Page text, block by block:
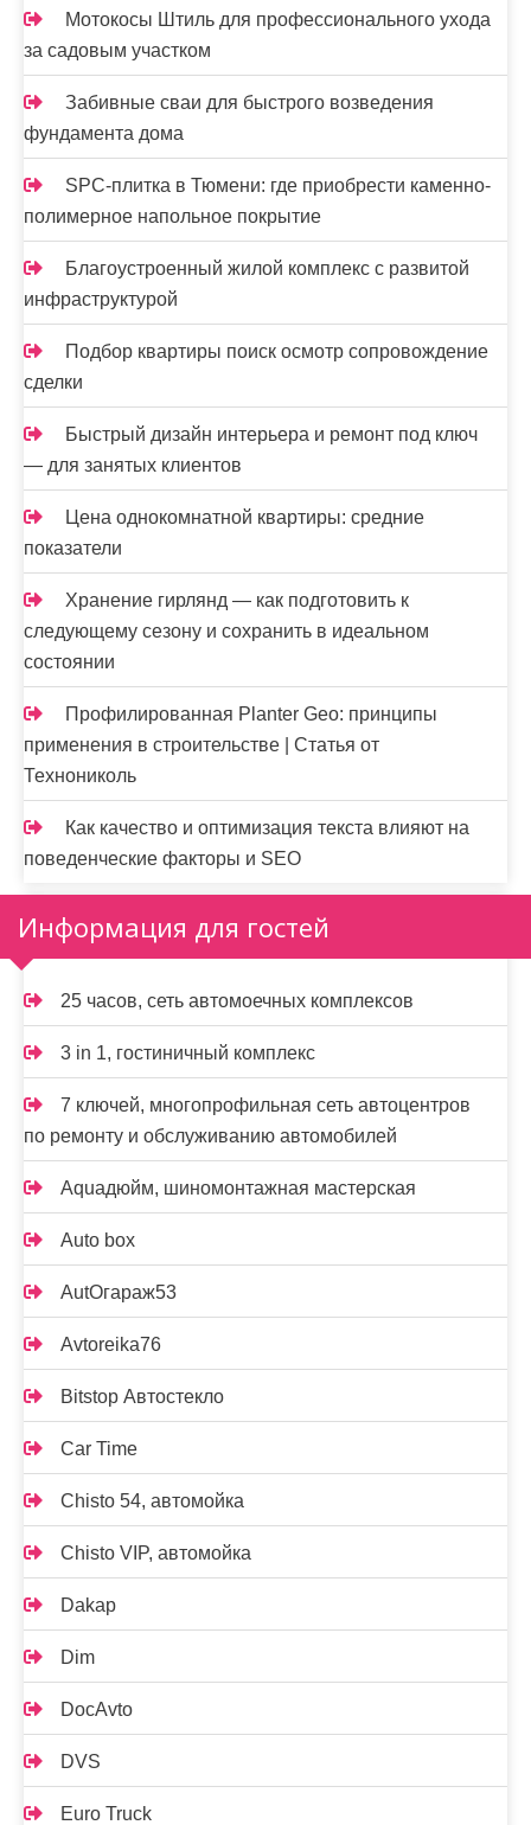
Мотокосы Штиль для профессионального ухода
за садовым участком
Забивные сваи для быстрого возведения
фундамента дома
SPC-плитка в Тюмени: где приобрести каменно-
полимерное напольное покрытие
Благоустроенный жилой комплекс с развитой
инфраструктурой
Подбор квартиры поиск осмотр сопровождение
сделки
Быстрый дизайн интерьера и ремонт под ключ
— для занятых клиентов
Цена однокомнатной квартиры: средние
показатели
Хранение гирлянд — как подготовить к
следующему сезону и сохранить в идеальном
состоянии
Профилированная Planter Geo: принципы
применения в строительстве | Статья от
Технониколь
Как качество и оптимизация текста влияют на
поведенческие факторы и SEO
Информация для гостей
25 часов, сеть автомоечных комплексов
3 in 1, гостиничный комплекс
7 ключей, многопрофильная сеть автоцентров
по ремонту и обслуживанию автомобилей
Aquaдюйм, шиномонтажная мастерская
Auto box
AutOгараж53
Avtoreika76
Bitstop Автостекло
Car Time
Chisto 54, автомойка
Chisto VIP, автомойка
Dakap
Dim
DocAvto
DVS
Euro Truck